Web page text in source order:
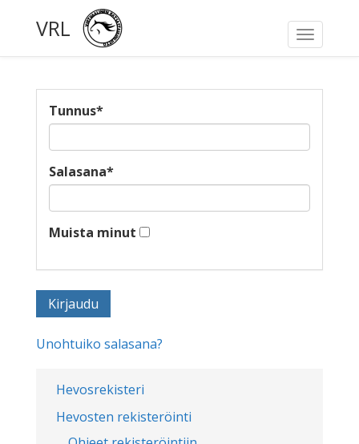
Toggle
VRL
Hevosrekisteri
Hevosten rekisteröinti
Tunnus*
Salasana*
Muista minut
Unohtuiko salasana?